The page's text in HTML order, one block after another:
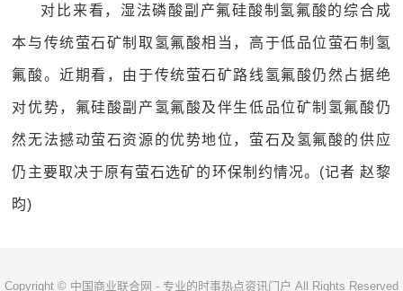
对比来看，湿法磷酸副产氟硅酸制氢氟酸的综合成
本与传统萤石矿制取氢氟酸相当，高于低品位萤石制氢
氟酸。近期看，由于传统萤石矿路线氢氟酸仍然占据绝
对优势，氟硅酸副产氢氟酸及伴生低品位矿制氢氟酸仍
然无法撼动萤石资源的优势地位，萤石及氢氟酸的供应
仍主要取决于原有萤石选矿的环保制约情况。(记者 赵黎
昀)
Copyright © 中国商业联合网 - 专业的时事热点资讯门户 All Rights Reserved